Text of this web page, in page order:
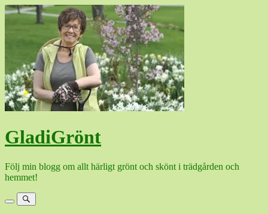
Hoppa
GladiGrönt
Följ min blogg om allt härligt grönt och skönt i trädgården och
hemmet!
MenySök